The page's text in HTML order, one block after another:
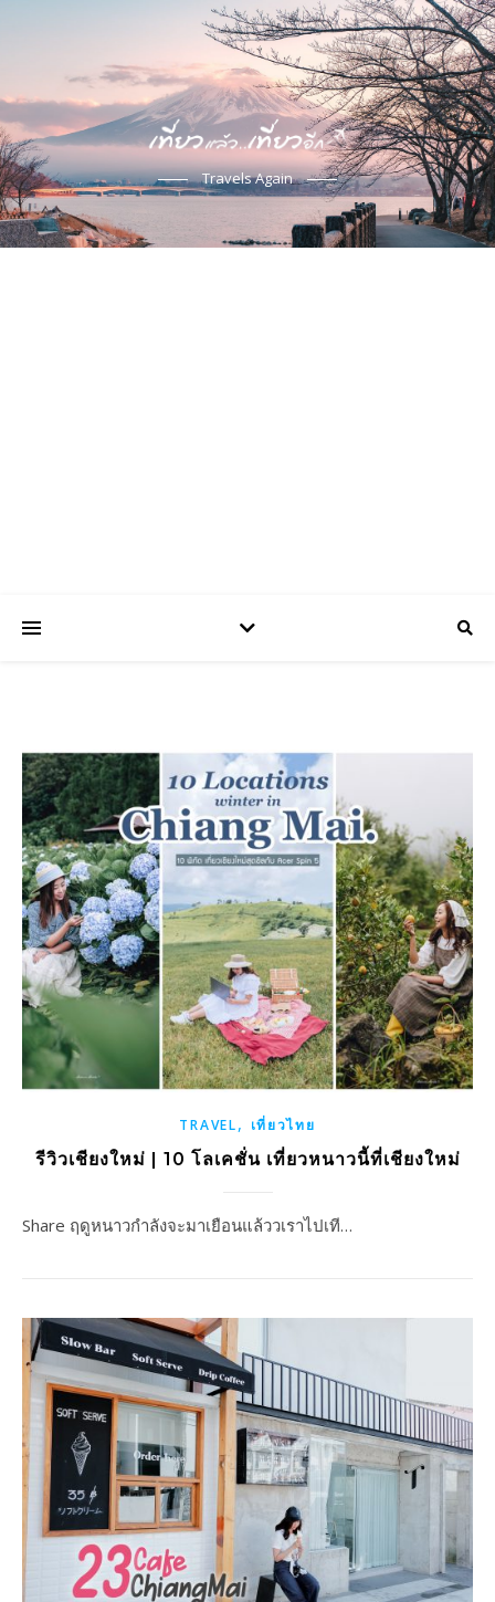
Travels Again
TRAVEL, เที่ยวไทย
รีวิวเชียงใหม่ | 10 โลเคชั่น เที่ยวหนาวนี้ที่เชียงใหม่
Share ฤดูหนาวกำลังจะมาเยือนแล้ววเราไปเที…